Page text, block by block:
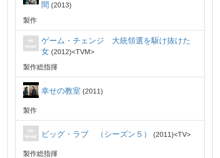
間
2013
製作
ゲーム・チェンジ 大統領選を駆け抜けた
女
2012
TVM
製作総指揮
幸せの教室 2011
製作
ビッグ・ラブ （シーズン５） 2011 TV
製作総指揮